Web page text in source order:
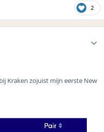
2
Kraken zojuist mijn eerste New